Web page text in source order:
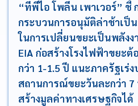
“ทีพีไอ โพลีน เพาเวอร์” ชี้
กระบวนการอนุมัติล่าช้าเป็
ในการเปลี่ยนขยะเป็นพลัง
EIA ก่อสร้างโรงไฟฟ้าขยะต้
กว่า 1-1.5 ปี แนะภาครัฐเร่
สถานการณ์ขยะวันละกว่า
สร้างมูลค่าทางเศรษฐกิจได้